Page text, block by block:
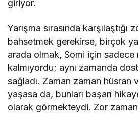
giriyor.
Yarışma sırasında karşılaştığı
bahsetmek gerekirse, birçok
arada olmak, Somi için sadece
kalmıyordu; aynı zamanda
sağladı. Zaman zaman hüsran
yaşasa da, bunları başarı
olarak görmekteydi. Zor